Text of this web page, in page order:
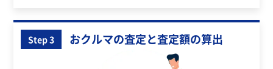
Step 3 おクルマの査定と査定額の算出